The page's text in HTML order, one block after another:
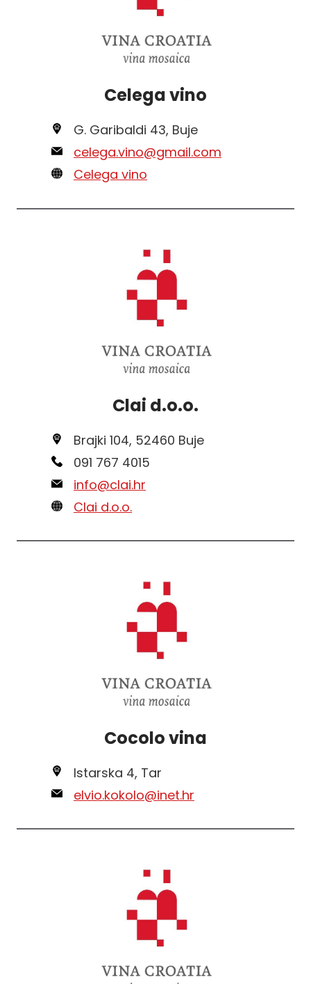
Celega vino
G. Garibaldi 43, Buje
celega.vino@gmail.com
Celega vino
Clai d.o.o.
Brajki 104, 52460 Buje
091 767 4015
info@clai.hr
Clai d.o.o.
Cocolo vina
Istarska 4, Tar
elvio.kokolo@inet.hr